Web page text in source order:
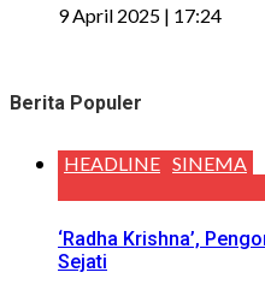
9 April 2025 | 17:24
Berita Populer
HEADLINE SINEMA
‘Radha Krishna’,
Sejati